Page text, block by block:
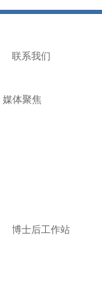
联系我们
媒体聚焦
博士后工作站